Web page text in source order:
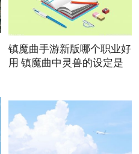
镇魔曲手游新版哪个职业好
用 镇魔曲中灵兽的设定是